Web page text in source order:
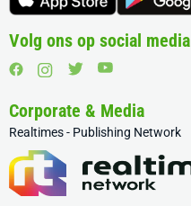
Volg ons op social media
Corporate & Media
Realtimes - Publishing Network